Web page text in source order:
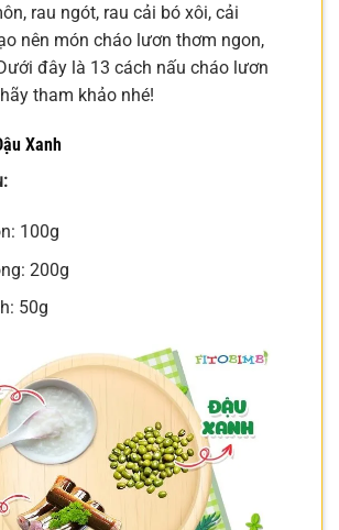
rau ngót, rau cải bó xôi, cải
nên món cháo lươn thơm ngon,
đây là 13 cách nấu cháo lươn
tham khảo nhé!
Xanh
100g
200g
50g